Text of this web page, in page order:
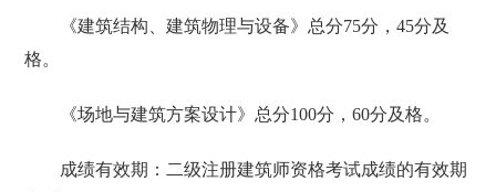
《建筑结构、建筑物理与设备》总分75分，45分及
格。
《场地与建筑方案设计》总分100分，60分及格。
成绩有效期：二级注册建筑师资格考试成绩的有效期